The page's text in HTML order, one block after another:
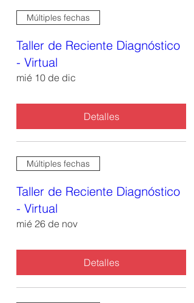
Múltiples fechas
Taller de Reciente Diagnóstico
- Virtual
mié 10 de dic
Detalles
Múltiples fechas
Taller de Reciente Diagnóstico
- Virtual
mié 26 de nov
Detalles